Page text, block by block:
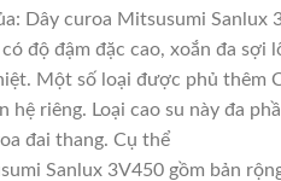
Dây curoa Mitsusumi Sanlux
độ đậm đặc cao, xoắn đa
Một số loại được phủ thêm
hệ riêng. Loại cao su này đa
đai thang. Cụ thể
Sanlux 3V450 gồm bản